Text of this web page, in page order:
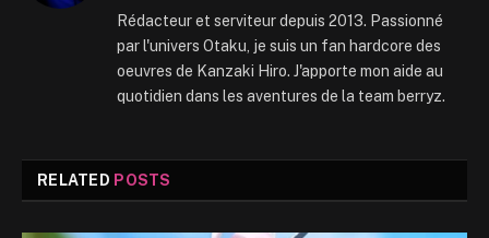
Rédacteur et serviteur depuis 2013. Passionné
par l'univers Otaku, je suis un fan hardcore des
oeuvres de Kanzaki Hiro. J'apporte mon aide au
quotidien dans les aventures de la team berryz.
RELATED POSTS